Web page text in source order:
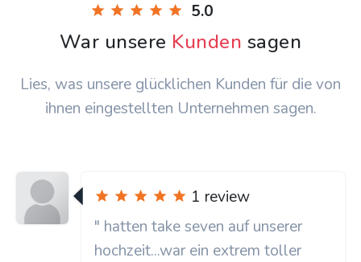
5.0
War unsere Kunden sagen
Lies, was unsere glücklichen Kunden für die von
ihnen eingestellten Unternehmen sagen.
1 review
" hatten take seven auf unserer
hochzeit...war ein extrem toller